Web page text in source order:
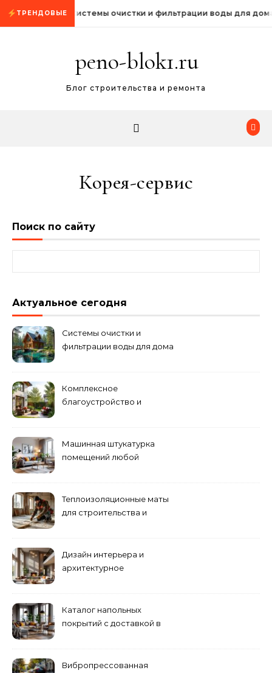
Промотать к содержимому
ТРЕНДОВЫЕ Системы очистки и фильтрации воды для
peno-blok1.ru
Блог строительства и ремонта
Корея-сервис
Поиск по сайту
Актуальное сегодня
Системы очистки и
фильтрации воды для дома
Комплексное
благоустройство и
Машинная штукатурка
помещений любой
Теплоизоляционные маты
для строительства и
Дизайн интерьера и
архитектурное
Каталог напольных
покрытий с доставкой в
Вибропрессованная